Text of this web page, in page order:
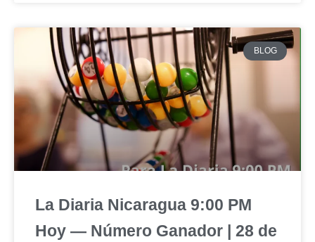
BLOG
La Diaria Nicaragua 9:00 PM
Hoy — Número Ganador | 28 de